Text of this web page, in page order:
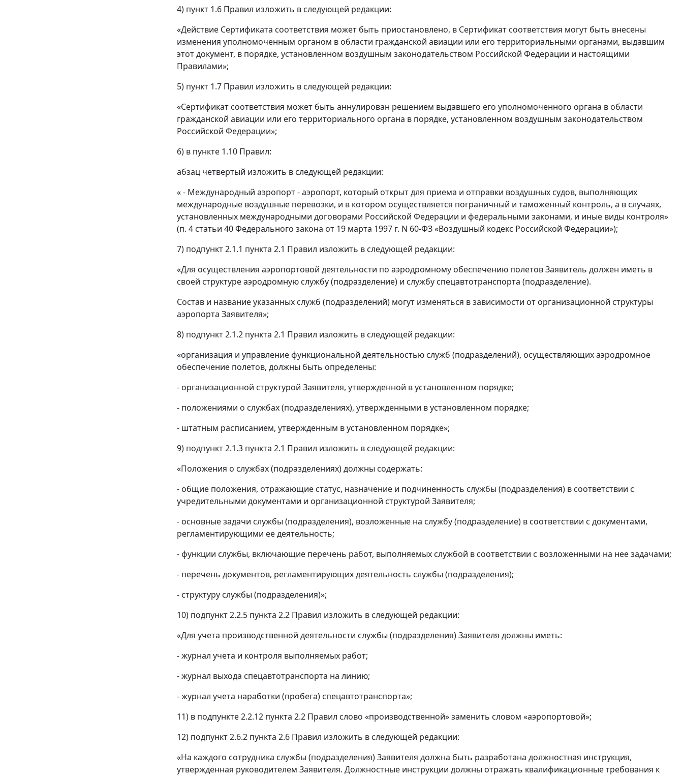
4) пункт 1.6 Правил изложить в следующей редакции:
«Действие Сертификата соответствия может быть приостановлено, в Сертификат соответствия могут быть внесены
изменения уполномоченным органом в области гражданской авиации или его территориальными органами, выдавшим
этот документ, в порядке, установленном воздушным законодательством Российской Федерации и настоящими
Правилами»;
5) пункт 1.7 Правил изложить в следующей редакции:
«Сертификат соответствия может быть аннулирован решением выдавшего его уполномоченного органа в области
гражданской авиации или его территориального органа в порядке, установленном воздушным законодательством
Российской Федерации»;
6) в пункте 1.10 Правил:
абзац четвертый изложить в следующей редакции:
« - Международный аэропорт - аэропорт, который открыт для приема и отправки воздушных судов, выполняющих
международные воздушные перевозки, и в котором осуществляется пограничный и таможенный контроль, а в случаях,
установленных международными договорами Российской Федерации и федеральными законами, и иные виды контроля»
(п. 4 статьи 40 Федерального закона от 19 марта 1997 г. N 60-ФЗ «Воздушный кодекс Российской Федерации»);
7) подпункт 2.1.1 пункта 2.1 Правил изложить в следующей редакции:
«Для осуществления аэропортовой деятельности по аэродромному обеспечению полетов Заявитель должен иметь в
своей структуре аэродромную службу (подразделение) и службу спецавтотранспорта (подразделение).
Состав и название указанных служб (подразделений) могут изменяться в зависимости от организационной структуры
аэропорта Заявителя»;
8) подпункт 2.1.2 пункта 2.1 Правил изложить в следующей редакции:
«организация и управление функциональной деятельностью служб (подразделений), осуществляющих аэродромное
обеспечение полетов, должны быть определены:
- организационной структурой Заявителя, утвержденной в установленном порядке;
- положениями о службах (подразделениях), утвержденными в установленном порядке;
- штатным расписанием, утвержденным в установленном порядке»;
9) подпункт 2.1.3 пункта 2.1 Правил изложить в следующей редакции:
«Положения о службах (подразделениях) должны содержать:
- общие положения, отражающие статус, назначение и подчиненность службы (подразделения) в соответствии с
учредительными документами и организационной структурой Заявителя;
- основные задачи службы (подразделения), возложенные на службу (подразделение) в соответствии с документами,
регламентирующими ее деятельность;
- функции службы, включающие перечень работ, выполняемых службой в соответствии с возложенными на нее задачами;
- перечень документов, регламентирующих деятельность службы (подразделения);
- структуру службы (подразделения)»;
10) подпункт 2.2.5 пункта 2.2 Правил изложить в следующей редакции:
«Для учета производственной деятельности службы (подразделения) Заявителя должны иметь:
- журнал учета и контроля выполняемых работ;
- журнал выхода спецавтотранспорта на линию;
- журнал учета наработки (пробега) спецавтотранспорта»;
11) в подпункте 2.2.12 пункта 2.2 Правил слово «производственной» заменить словом «аэропортовой»;
12) подпункт 2.6.2 пункта 2.6 Правил изложить в следующей редакции:
«На каждого сотрудника службы (подразделения) Заявителя должна быть разработана должностная инструкция,
утвержденная руководителем Заявителя. Должностные инструкции должны отражать квалификационные требования к